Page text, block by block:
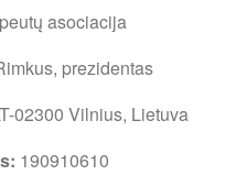
asociacija
prezidentas
02300 Vilnius, Lietuva
190910610